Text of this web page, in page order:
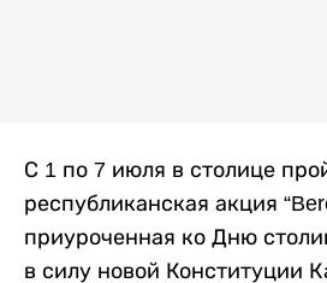
С 1 по 7 июля в столице
республиканская акция
приуроченная ко Дню
в силу новой Конституции